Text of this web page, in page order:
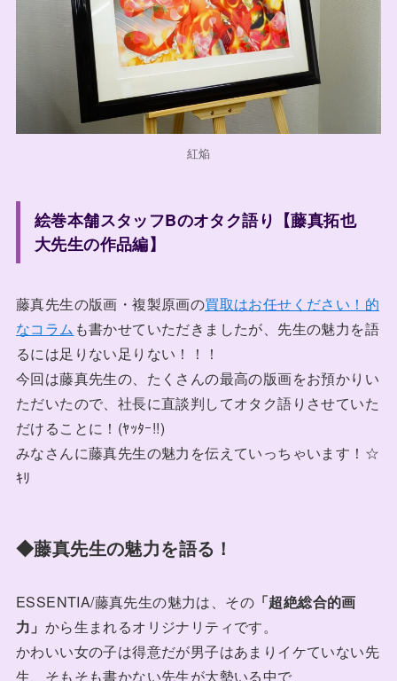
紅焔
絵巻本舗スタッフBのオタク語り【藤真拓也
大先生の作品編】
藤真先生の版画・複製原画の買取はお任せください！的
なコラム も書かせていただきましたが、先生の魅力を語
るには足りない足りない！！！
今回は藤真先生の、たくさんの最高の版画をお預かりい
ただいたので、社長に直談判してオタク語りさせていた
だけることに！(ﾔｯﾀｰ!!)
みなさんに藤真先生の魅力を伝えていっちゃいます！☆
ｷﾘ
◆藤真先生の魅力を語る！
ESSENTIA/藤真先生の魅力は、その「超絶総合的画
力」 から生まれるオリジナリティです。
かわいい女の子は得意だが男子はあまりイケていない先
生、そもそも書かない先生が大勢いる中で